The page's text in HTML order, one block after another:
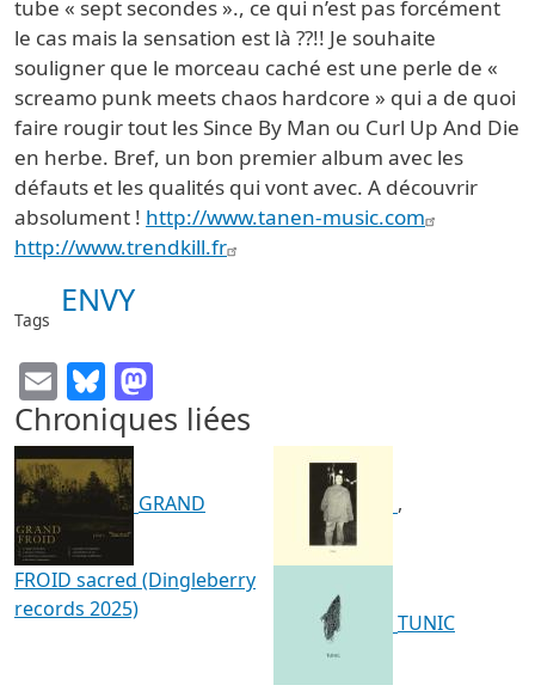
tube « sept secondes »., ce qui n’est pas forcément
le cas mais la sensation est là ??!! Je souhaite
souligner que le morceau caché est une perle de «
screamo punk meets chaos hardcore » qui a de quoi
faire rougir tout les Since By Man ou Curl Up And Die
en herbe. Bref, un bon premier album avec les
défauts et les qualités qui vont avec. A découvrir
absolument ! http://www.tanen-music.com
http://www.trendkill.fr
Tags
ENVY
EmailBluesky
Chroniques liées
GRAND
FROID sacred (Dingleberry
records 2025)
,
TUNIC